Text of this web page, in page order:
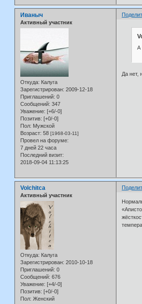
Иваныч
Активный участник
Откуда: Калуга
Зарегистрирован: 2009-12-18
Приглашений: 0
Сообщений: 347
Уважение: [+6/-0]
Позитив: [+0/-0]
Пол: Мужской
Возраст: 58 [1968-03-11]
Провел на форуме:
7 дней 22 часа
Последний визит:
2018-09-04 11:13:25
А
Да нет,
Volchitca
Активный участник
Откуда: Калуга
Зарегистрирован: 2010-10-18
Приглашений: 0
Сообщений: 676
Уважение: [+4/-0]
Позитив: [+0/-0]
Пол: Женский